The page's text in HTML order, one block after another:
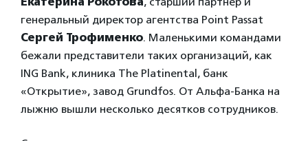
генеральный директор агентства Point Passat
Сергей Трофименко. Маленькими командами
бежали представители таких организаций, как
ING Bank, клиника The Platinental, банк
«Открытие», завод Grundfos. От Альфа-Банка на
лыжню вышли несколько десятков сотрудников.